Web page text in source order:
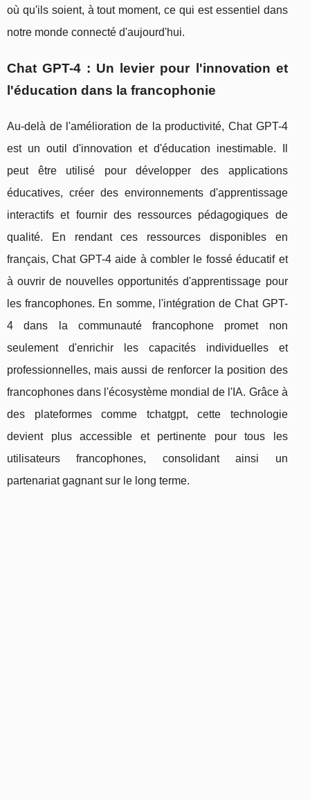
où qu'ils soient, à tout moment, ce qui est essentiel dans
notre monde connecté d'aujourd'hui.
Chat GPT-4 : Un levier pour l'innovation et
l'éducation dans la francophonie
Au-delà de l'amélioration de la productivité, Chat GPT-4
est un outil d'innovation et d'éducation inestimable. Il
peut être utilisé pour développer des applications
éducatives, créer des environnements d'apprentissage
interactifs et fournir des ressources pédagogiques de
qualité. En rendant ces ressources disponibles en
français, Chat GPT-4 aide à combler le fossé éducatif et
à ouvrir de nouvelles opportunités d'apprentissage pour
les francophones. En somme, l'intégration de Chat GPT-
4 dans la communauté francophone promet non
seulement d'enrichir les capacités individuelles et
professionnelles, mais aussi de renforcer la position des
francophones dans l'écosystème mondial de l'IA. Grâce à
des plateformes comme tchatgpt, cette technologie
devient plus accessible et pertinente pour tous les
utilisateurs francophones, consolidant ainsi un
partenariat gagnant sur le long terme.